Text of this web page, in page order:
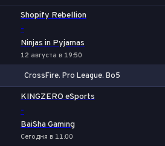
Shopify Rebellion
-
Ninjas in Pyjamas
12 августа в 19:50
CrossFire. Pro League. Bo5
KINGZERO eSports
-
BaiSha Gaming
Сегодня в 11:00